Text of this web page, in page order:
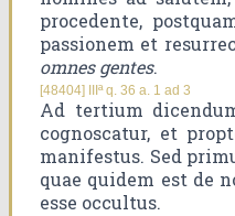
procedente,
passionem et
omnes gentes.
[48404] IIIª q. 36 a. 1 ad 3
Ad tertium
cognoscatur, et
manifestus. Sed
quae quidem est de
esse occultus.